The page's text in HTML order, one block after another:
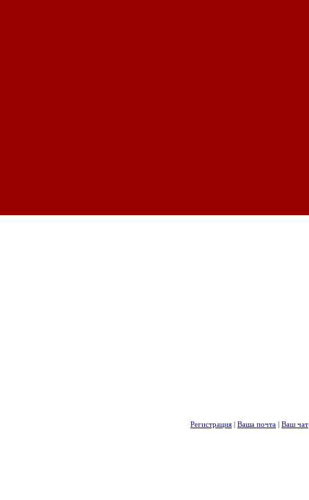
Регистрация | Ваша почта | Ваш чат